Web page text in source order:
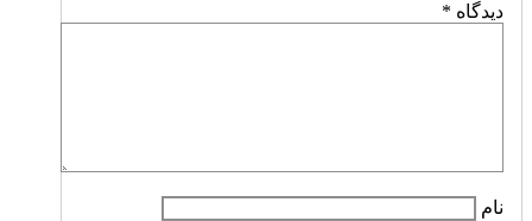
دیدگاه *
نام